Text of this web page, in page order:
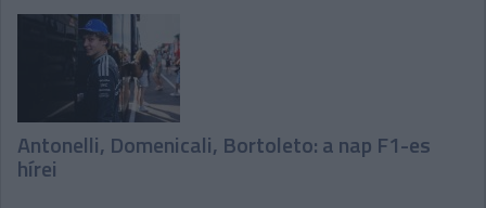
Antonelli, Domenicali, Bortoleto: a nap F1-es
hírei